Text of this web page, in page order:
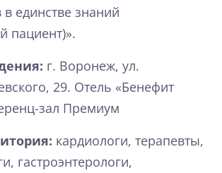
в единстве знаний
пациент)».
г. Воронеж, ул.
29. Отель «Бенефит
зал Премиум
кардиологи, терапевты,
гастроэнтерологи,